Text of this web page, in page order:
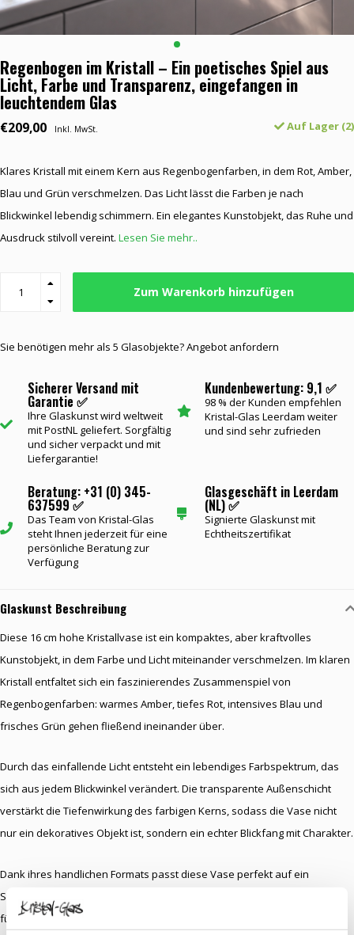
Regenbogen im Kristall – Ein poetisches Spiel aus
Licht, Farbe und Transparenz, eingefangen in
leuchtendem Glas
€209,00 Inkl. MwSt. Auf Lager (2)
Klares Kristall mit einem Kern aus Regenbogenfarben, in dem Rot, Amber,
Blau und Grün verschmelzen. Das Licht lässt die Farben je nach
Blickwinkel lebendig schimmern. Ein elegantes Kunstobjekt, das Ruhe und
Ausdruck stilvoll vereint. Lesen Sie mehr..
Zum Warenkorb hinzufügen
Sie benötigen mehr als 5 Glasobjekte? Angebot anfordern
Sicherer Versand mit
Garantie ✅
Ihre Glaskunst wird weltweit
mit PostNL geliefert. Sorgfältig
und sicher verpackt und mit
Liefergarantie!
Kundenbewertung: 9,1 ✅
98 % der Kunden empfehlen
Kristal-Glas Leerdam weiter
und sind sehr zufrieden
Beratung: +31 (0) 345-
637599 ✅
Das Team von Kristal-Glas
steht Ihnen jederzeit für eine
persönliche Beratung zur
Verfügung
Glasgeschäft in Leerdam
(NL) ✅
Signierte Glaskunst mit
Echtheitszertifikat
Glaskunst Beschreibung
Diese 16 cm hohe Kristallvase ist ein kompaktes, aber kraftvolles
Kunstobjekt, in dem Farbe und Licht miteinander verschmelzen. Im klaren
Kristall entfaltet sich ein faszinierendes Zusammenspiel von
Regenbogenfarben: warmes Amber, tiefes Rot, intensives Blau und
frisches Grün gehen fließend ineinander über.
Durch das einfallende Licht entsteht ein lebendiges Farbspektrum, das
sich aus jedem Blickwinkel verändert. Die transparente Außenschicht
verstärkt die Tiefenwirkung des farbigen Kerns, sodass die Vase nicht
nur ein dekoratives Objekt ist, sondern ein echter Blickfang mit Charakter.
Dank ihres handlichen Formats passt diese Vase perfekt auf ein
Sideboard, eine Konsole oder eine Fensterbank. Ein stilvolles Statement
für moderne wie zeitlose Interieurs – eine Hommage an Farbe,